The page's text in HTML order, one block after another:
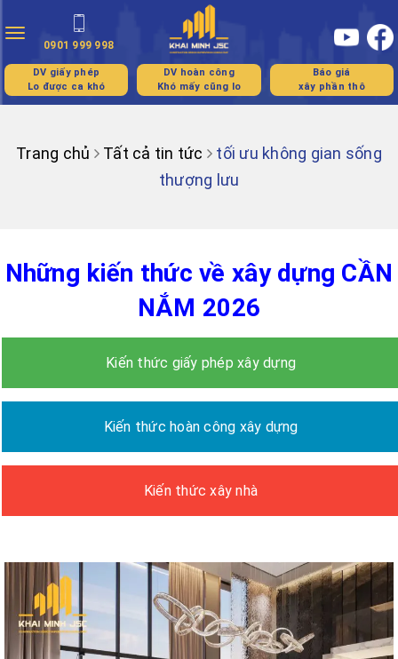
Toggle
navigation
0901 999 998
DV giấy phép
Lo được ca khó
DV hoàn công
Khó mấy cũng lo
Báo giá
xây phần thô
Trang chủ Tất cả tin tức
tối ưu không gian sống
thượng lưu
Những kiến thức về xây dựng CẦN
NẮM 2026
Kiến thức giấy phép xây dựng
Kiến thức hoàn công xây dựng
Kiến thức xây nhà